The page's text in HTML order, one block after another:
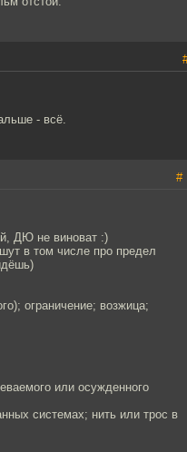
- всё.
#
ДЮ не виноват :)
в том числе про предел
ограничение; возжица;
или осужденного
системах; нить или трос в